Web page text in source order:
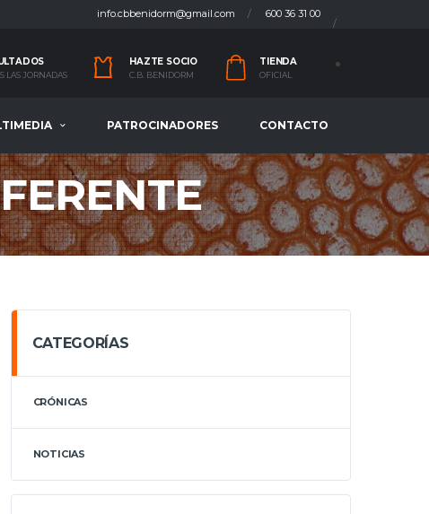
600 36 31 00
info.cbbenidorm@gmail.com
LAS JORNADAS
HAZTE SOCIO
C.B. BENIDORM
TIENDA
OFICIAL
PATROCINADORES CONTACTO
CATEGORÍAS
CRÓNICAS
NOTICIAS